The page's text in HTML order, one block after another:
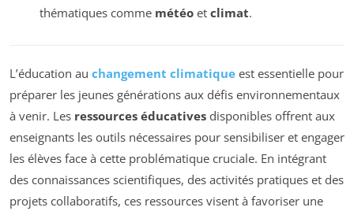
thématiques comme météoet climat.
L’éducation au changement climatique est essentielle pour
préparer les jeunes générations aux défis environnementaux
à venir. Les ressources éducatives disponibles offrent aux
enseignants les outils nécessaires pour sensibiliser et engager
les élèves face à cette problématique cruciale. En intégrant
des connaissances scientifiques, des activités pratiques et des
projets collaboratifs, ces ressources visent à favoriser une